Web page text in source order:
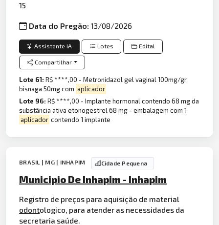
15
Data do Pregão:13/08/2026
Assistente IA Lotes Edital
Compartilhar
Lote 61:R$ ****,00 - Metronidazol gel vaginal 100mg/gr
bisnaga 50mg com aplicador
Lote 96:R$ ****,00 - Implante hormonal contendo 68 mg da
substância ativa etonogestrel 68 mg - embalagem com 1
aplicador contendo 1 implante
BRASIL | MG | INHAPIM Cidade Pequena
Municipio De Inhapim - Inhapim
Registro de preços para aquisição de material
odontologico, para atender as necessidades da
secretaria saúde.